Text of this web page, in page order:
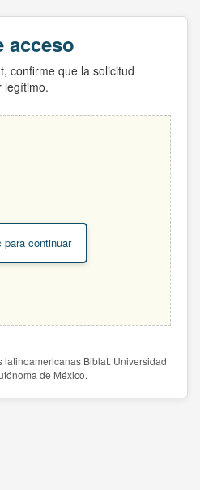
acceso
confirme que la solicitud
legítimo.
para continuar
latinoamericanas Biblat. Universidad
de México.